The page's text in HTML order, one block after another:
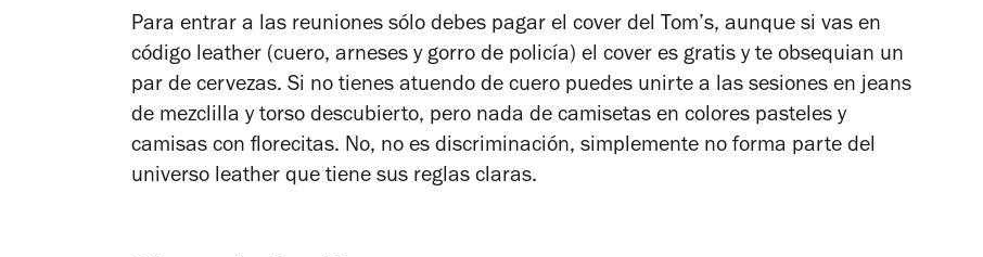
Para entrar a las reuniones sólo debes pagar el cover del Tom’s, aunque si vas en
código leather (cuero, arneses y gorro de policía) el cover es gratis y te obsequian un
par de cervezas. Si no tienes atuendo de cuero puedes unirte a las sesiones en jeans
de mezclilla y torso descubierto, pero nada de camisetas en colores pasteles y
camisas con florecitas. No, no es discriminación, simplemente no forma parte del
universo leather que tiene sus reglas claras.